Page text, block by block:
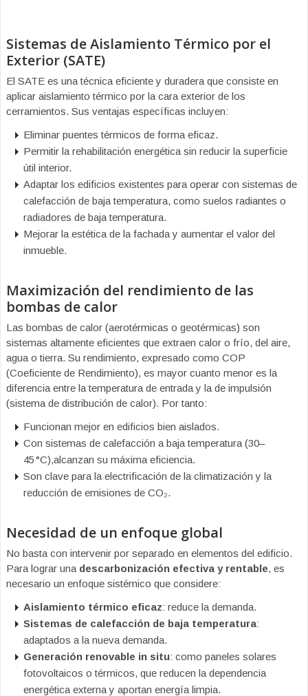
Sistemas de Aislamiento Térmico por el
Exterior (SATE)
El SATE es una técnica eficiente y duradera que consiste en
aplicar aislamiento térmico por la cara exterior de los
cerramientos. Sus ventajas específicas incluyen:
Eliminar puentes térmicos de forma eficaz.
Permitir la rehabilitación energética sin reducir la superficie
útil interior.
Adaptar los edificios existentes para operar con sistemas de
calefacción de baja temperatura, como suelos radiantes o
radiadores de baja temperatura.
Mejorar la estética de la fachada y aumentar el valor del
inmueble.
Maximización del rendimiento de las
bombas de calor
Las bombas de calor (aerotérmicas o geotérmicas) son
sistemas altamente eficientes que extraen calor o frío, del aire,
agua o tierra. Su rendimiento, expresado como COP
(Coeficiente de Rendimiento), es mayor cuanto menor es la
diferencia entre la temperatura de entrada y la de impulsión
(sistema de distribución de calor). Por tanto:
Funcionan mejor en edificios bien aislados.
Con sistemas de calefacción a baja temperatura (30–
45 °C),alcanzan su máxima eficiencia.
Son clave para la electrificación de la climatización y la
reducción de emisiones de CO₂.
Necesidad de un enfoque global
No basta con intervenir por separado en elementos del edificio.
Para lograr una descarbonización efectiva y rentable, es
necesario un enfoque sistémico que considere:
Aislamiento térmico eficaz: reduce la demanda.
Sistemas de calefacción de baja temperatura:
adaptados a la nueva demanda.
Generación renovable in situ: como paneles solares
fotovoltaicos o térmicos, que reducen la dependencia
energética externa y aportan energía limpia.